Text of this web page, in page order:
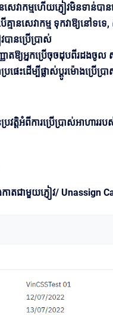
េវាកម្មហើយភ្ញៀវមិនទាន់បា
មានសេវាកម្ម ទុកវាឱ្យនៅទ
បានប្រើប្រាស់
តឱ្យអ្នកប្រើចុចដុបពីរដងចូល ស
េះដើម្បីផ្លាស់ប្តូរម៉ោងប្រើប្រ
វត្តិអំពីការប្រើប្រាស់អាហាររប
តជាមួយភ្ញៀវ/ Unassign